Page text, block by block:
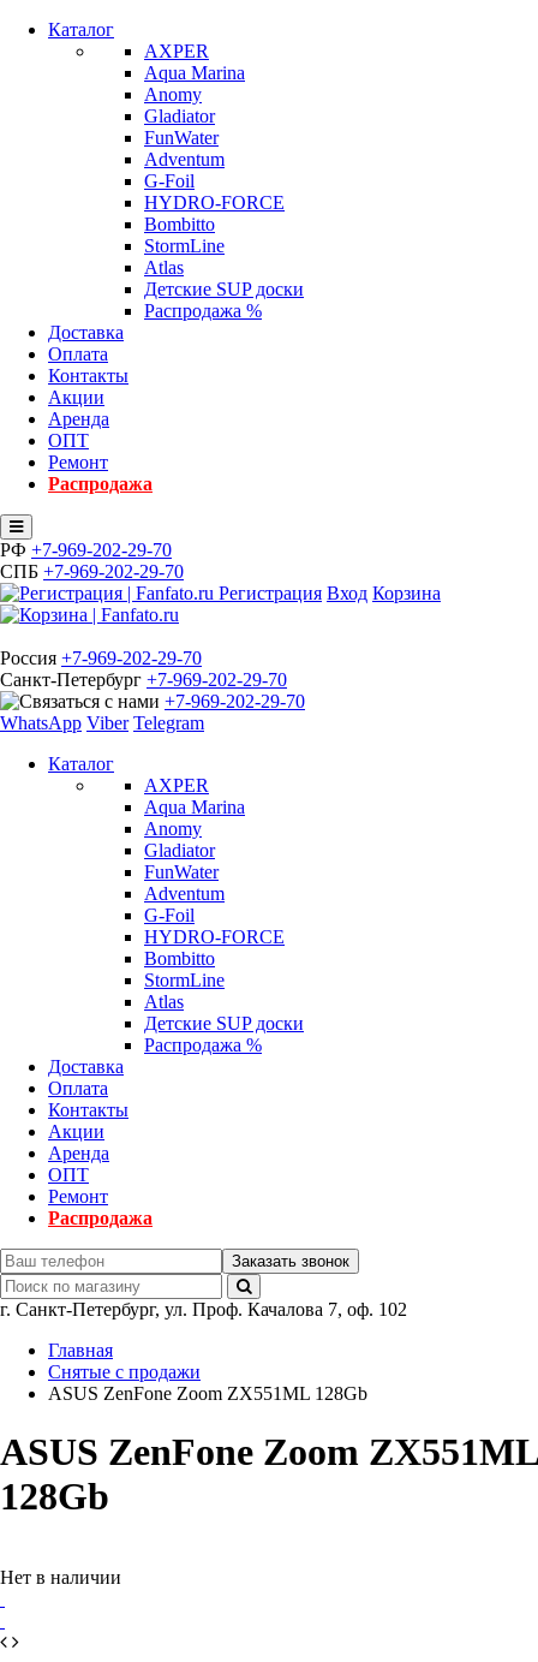
Каталог
AXPER
Aqua Marina
Anomy
Gladiator
FunWater
Adventum
G-Foil
HYDRO-FORCE
Bombitto
StormLine
Atlas
Детские SUP доски
Распродажа %
Доставка
Оплата
Контакты
Акции
Аренда
ОПТ
Ремонт
Распродажа
РФ +7-969-202-29-70
СПБ +7-969-202-29-70
Регистрация Вход Корзина
Россия +7-969-202-29-70
Санкт-Петербург +7-969-202-29-70
+7-969-202-29-70
WhatsApp Viber Telegram
Каталог
AXPER
Aqua Marina
Anomy
Gladiator
FunWater
Adventum
G-Foil
HYDRO-FORCE
Bombitto
StormLine
Atlas
Детские SUP доски
Распродажа %
Доставка
Оплата
Контакты
Акции
Аренда
ОПТ
Ремонт
Распродажа
Заказать звонок
г. Санкт-Петербург, ул. Проф. Качалова 7, оф. 102
Главная
Снятые с продажи
ASUS ZenFone Zoom ZX551ML 128Gb
ASUS ZenFone Zoom ZX551ML
128Gb
Нет в наличии